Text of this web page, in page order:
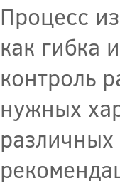
Процесс
как гибка
контроль
нужных
различных